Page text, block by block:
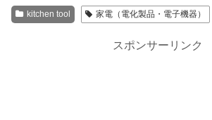
kitchen tool 家電（電化製品・電子機器）
スポンサーリンク